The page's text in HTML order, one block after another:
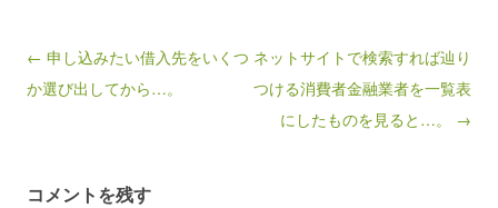
Post navigation
← 申し込みたい借入先をいくつ
か選び出してから…。
ネットサイトで検索すれば辿り
つける消費者金融業者を一覧表
にしたものを見ると…。 →
コメントを残す